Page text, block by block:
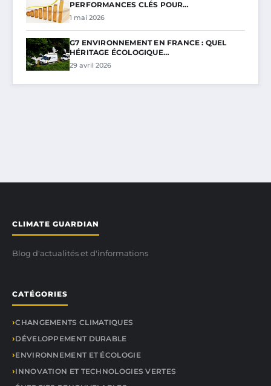
PERFORMANCES CLÉS POUR…
1 mai 2026
G7 ENVIRONNEMENT EN FRANCE : QUEL
HÉRITAGE ÉCOLOGIQUE…
29 avril 2026
CLIMATE GUARDIAN
Blog d'actualités et d'informations
CATÉGORIES
CHANGEMENTS CLIMATIQUES
DÉVELOPPEMENT DURABLE
ENVIRONNEMENT ET ÉCOLOGIE
INNOVATION ET TECHNOLOGIES VERTES